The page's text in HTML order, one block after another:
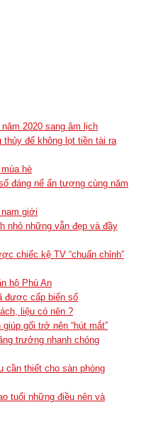
2020 sang âm lịch
thủy để không lọt tiền tài ra
hè
đáng nể ấn tượng cùng năm
giới
nhỏ những vẫn đẹp và đầy
chiếc kệ TV “chuẩn chỉnh”
hộ Phú An
được cấp biển số
liệu có nên ?
gối trở nên “hút mắt”
trưởng nhanh chóng
cần thiết cho sàn phòng
tuổi những điều nên và